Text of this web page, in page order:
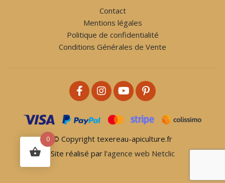
Contact
Mentions légales
Politique de confidentialité
Conditions Générales de Vente
© Copyright texereau-apiculture.fr
Site réalisé par l'agence web Netclic
0